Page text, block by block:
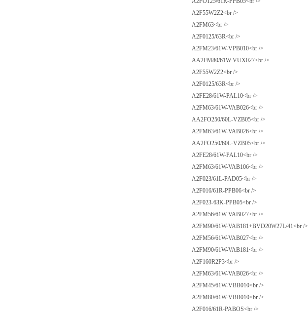
A2F55W2Z2<br />
A2FM63<br />
A2F0125/63R<br />
A2FM23/61W-VPB010<br />
AA2FM80/61W-VUX027<br />
A2F55W2Z2<br />
A2F0125/63R<br />
A2FE28/61W-PAL10<br />
A2FM63/61W-VAB026<br />
AA2FO250/60L-VZB05<br />
A2FM63/61W-VAB026<br />
AA2FO250/60L-VZB05<br />
A2FE28/61W-PAL10<br />
A2FM63/61W-VAB106<br />
A2F023/61L-PAD05<br />
A2F016/61R-PPB06<br />
A2F023-63K-PPB05<br />
A2FM56/61W-VAB027<br />
A2FM90/61W-VAB181+BVD20W27L/41<br />
A2FM56/61W-VAB027<br />
A2FM90/61W-VAB181<br />
A2F160R2P3<br />
A2FM63/61W-VAB026<br />
A2FM45/61W-VBB010<br />
A2FM80/61W-VBB010<br />
A2F016/61R-PABOS<br />